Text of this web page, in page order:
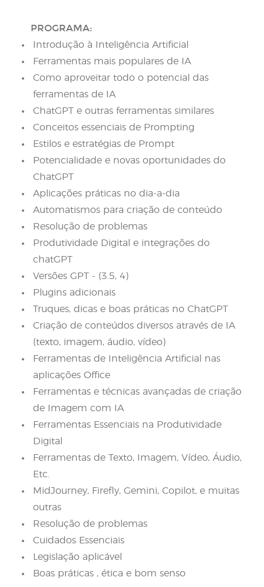
PROGRAMA:
Introdução à Inteligência Artificial
Ferramentas mais populares de IA
Como aproveitar todo o potencial das
ferramentas de IA
ChatGPT e outras ferramentas similares
Conceitos essenciais de Prompting
Estilos e estratégias de Prompt
Potencialidade e novas oportunidades do
ChatGPT
Aplicações práticas no dia-a-dia
Automatismos para criação de conteúdo
Resolução de problemas
Produtividade Digital e integrações do
chatGPT
Versões GPT - (3.5, 4)
Plugins adicionais
Truques, dicas e boas práticas no ChatGPT
Criação de conteúdos diversos através de IA
(texto, imagem, áudio, vídeo)
Ferramentas de Inteligência Artificial nas
aplicações Office
Ferramentas e técnicas avançadas de criação
de Imagem com IA
Ferramentas Essenciais na Produtividade
Digital
Ferramentas de Texto, Imagem, Vídeo, Áudio,
Etc.
MidJourney, Firefly, Gemini, Copilot, e muitas
outras
Resolução de problemas
Cuidados Essenciais
Legislação aplicável
Boas práticas , ética e bom senso